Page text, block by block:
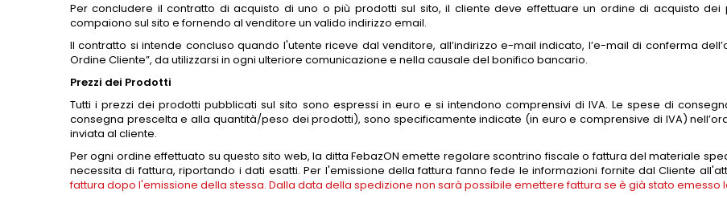
Per concludere il contratto di acquisto di uno o più prodotti sul sito, il cliente deve effettuare un ordine di acquisto
compaiono sul sito e fornendo al venditore un valido indirizzo email.
Il contratto si intende concluso quando l'utente riceve dal venditore, all’indirizzo e-mail indicato, l’e-mail di conferma
Ordine Cliente”, da utilizzarsi in ogni ulteriore comunicazione e nella causale del bonifico bancario.
Prezzi dei Prodotti
Tutti i prezzi dei prodotti pubblicati sul sito sono espressi in euro e si intendono comprensivi di IVA. Le spese di
consegna prescelta e alla quantità/peso dei prodotti), sono specificamente indicate (in euro e comprensive di IVA)
inviata al cliente.
Per ogni ordine effettuato su questo sito web, la ditta FebazON emette regolare scontrino fiscale o fattura del materiale
necessita di fattura, riportando i dati esatti. Per l'emissione della fattura fanno fede le informazioni fornite dal Cliente
fattura dopo l'emissione della stessa. Dalla data della spedizione non sarà possibile emettere fattura se è già stato emesso